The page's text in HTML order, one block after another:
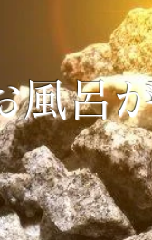
風呂